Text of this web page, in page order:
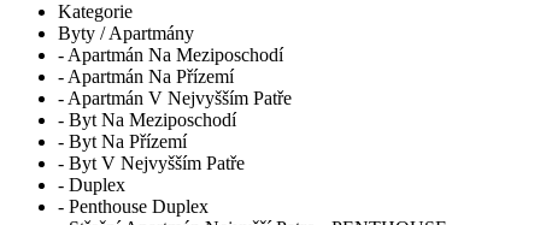
Kategorie
Byty / Apartmány
- Apartmán Na Meziposchodí
- Apartmán Na Přízemí
- Apartmán V Nejvyšším Patře
- Byt Na Meziposchodí
- Byt Na Přízemí
- Byt V Nejvyšším Patře
- Duplex
- Penthouse Duplex